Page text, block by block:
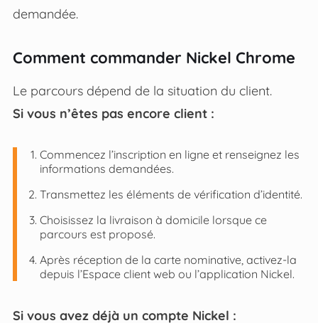
demandée.
Comment commander Nickel Chrome
Le parcours dépend de la situation du client.
Si vous n’êtes pas encore client :
Commencez l’inscription en ligne et renseignez les
informations demandées.
Transmettez les éléments de vérification d’identité.
Choisissez la livraison à domicile lorsque ce
parcours est proposé.
Après réception de la carte nominative, activez-la
depuis l’Espace client web ou l’application Nickel.
Si vous avez déjà un compte Nickel :